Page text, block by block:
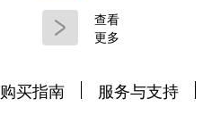
查看
更多
购买指南 服务与支持